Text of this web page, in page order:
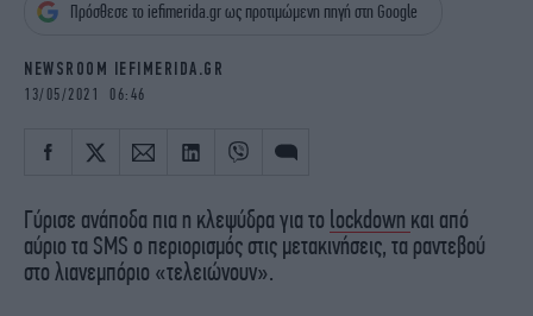
OSCARS
THE OCEAN
Πρόσθεσε το iefimerida.gr ως προτιμώμενη πηγή στη Google
NEWSROOM IEFIMERIDA.GR
13/05/2021 06:46
Γύρισε ανάποδα πια η κλεψύδρα για το lockdown και από
αύριο τα SMS ο περιορισμός στις μετακινήσεις, τα ραντεβού
στο λιανεμπόριο «τελειώνουν».